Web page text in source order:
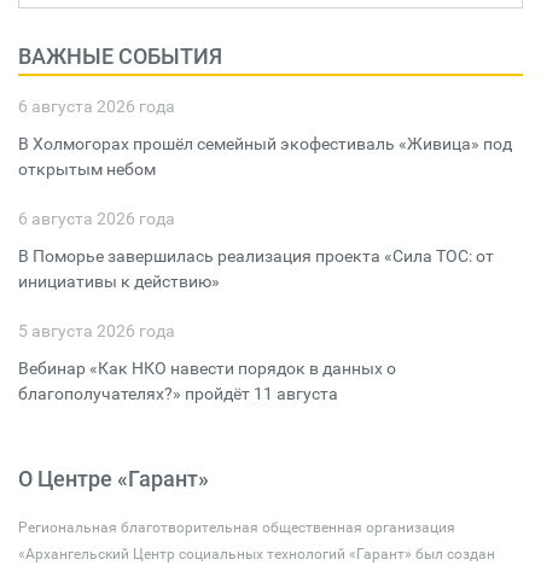
ВАЖНЫЕ СОБЫТИЯ
6 августа 2026 года
В Холмогорах прошёл семейный экофестиваль «Живица» под
открытым небом
6 августа 2026 года
В Поморье завершилась реализация проекта «Сила ТОС: от
инициативы к действию»
5 августа 2026 года
Вебинар «Как НКО навести порядок в данных о
благополучателях?» пройдёт 11 августа
О Центре «Гарант»
Региональная благотворительная общественная организация
«Архангельский Центр социальных технологий «Гарант» был создан